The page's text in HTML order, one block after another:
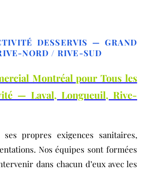
DESSERVIS — GRAND
NORD / RIVE-SUD
Montréal pour Tous les
— Laval, Longueuil, Rive-
propres exigences sanitaires,
Nos équipes sont formées
dans chacun d’eux avec les